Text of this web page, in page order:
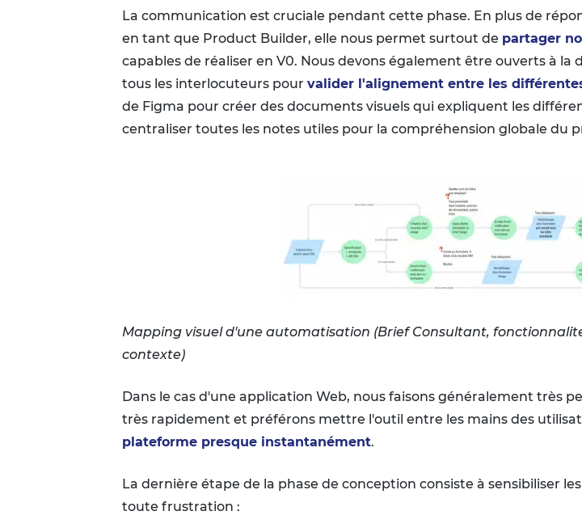
La communication est cruciale pendant cette phase. En plus de
en tant que Product Builder, elle nous permet surtout de partager
capables de réaliser en V0. Nous devons également être ouverts à
tous les interlocuteurs pour valider l'alignement entre les
de Figma pour créer des documents visuels qui expliquent les
centraliser toutes les notes utiles pour la compréhension globale du
Mapping visuel d'une automatisation (Brief Consultant,
contexte)
Dans le cas d'une application Web, nous faisons généralement très
très rapidement et préférons mettre l'outil entre les mains des
plateforme presque instantanément.
La dernière étape de la phase de conception consiste à sensibiliser
toute frustration :